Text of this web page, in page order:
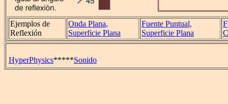
Ejemplos de
Reflexión
Onda Plana,
Superficie Plana
Fuente Puntual,
Superficie Plana
HyperPhysics*****Sonido